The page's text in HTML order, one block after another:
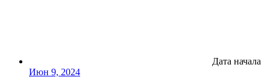
Дата начала
Июн 9, 2024